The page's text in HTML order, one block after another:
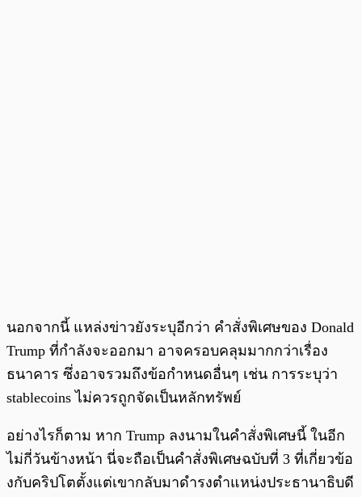
นอกจากนี้ แหล่งข่าวยังระบุอีกว่า คำสั่งพิเศษของ Donald
Trump ที่กำลังจะออกมา อาจครอบคลุมมากกว่าเรื่อง
ธนาคาร ซึ่งอาจรวมถึงข้อกำหนดอื่นๆ เช่น การระบุว่า
stablecoins ไม่ควรถูกจัดเป็นหลักทรัพย์
อย่างไรก็ตาม หาก Trump ลงนามในคำสั่งพิเศษนี้ ในอีก
ไม่กี่วันข้างหน้า นี่จะถือเป็นคำสั่งพิเศษฉบับที่ 3 ที่เกี่ยวข้อ
งกับคริปโตตั้งแต่เขากลับมาดำรงตำแหน่งประธานาธิบดี